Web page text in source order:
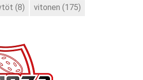
(8) vitonen (175)